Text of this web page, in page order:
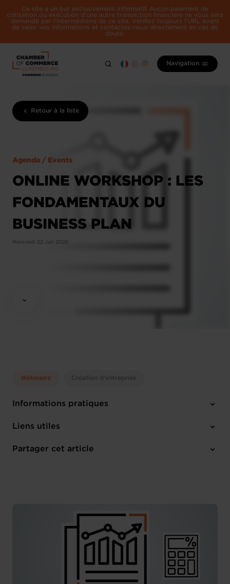
Ce site a un but exclusivement informatif. Aucun paiement de
cotisation ou exécution d'une autre transaction financière ne vous sera
demandé par l'intermédiaire de ce site. Vérifiez toujours l'URL avant
de saisir vos informations et contactez-nous directement en cas de
doute.
Navigation
Retour à la liste
Agenda / Events
ONLINE WORKSHOP : LES
FONDAMENTAUX DU
BUSINESS PLAN
Mercredi 22 Juil 2026
Webinaire Création d'entreprise
Informations pratiques
Mercredi 22 Juil 2026
Online Workshop
Liens utiles
M'inscrire
Partager cet article